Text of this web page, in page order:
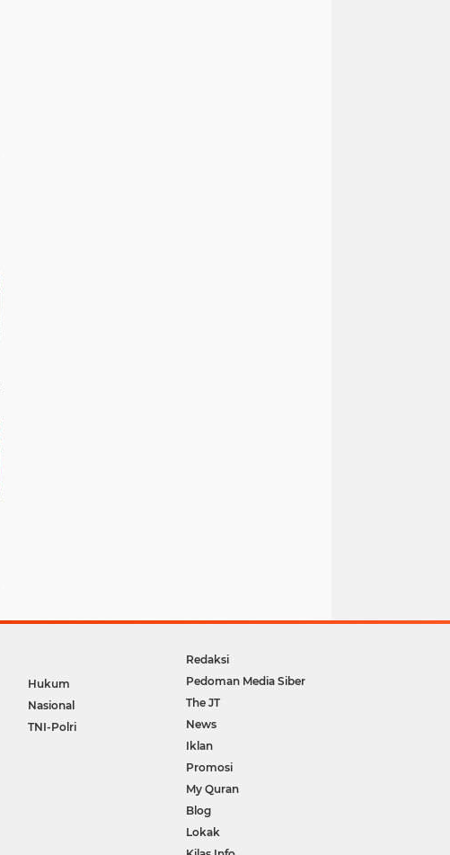
Hukum
Nasional
TNI-Polri
Redaksi
Pedoman Media Siber
The JT
News
Iklan
Promosi
My Quran
Blog
Lokak